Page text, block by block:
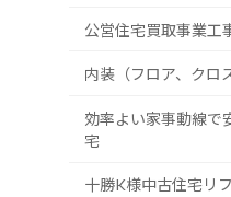
公営住宅買取事業工
内装（フロア、クロ
効率よい家事動線で
宅
十勝K様中古住宅リ